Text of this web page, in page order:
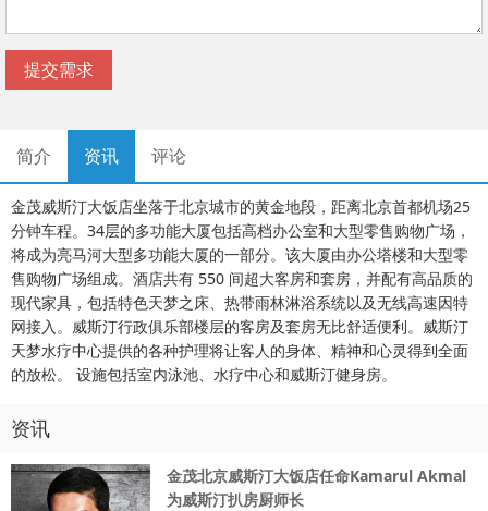
提交需求
简介 资讯 评论
金茂威斯汀大饭店坐落于北京城市的黄金地段，距离北京首都机场25
分钟车程。34层的多功能大厦包括高档办公室和大型零售购物广场，
将成为亮马河大型多功能大厦的一部分。该大厦由办公塔楼和大型零
售购物广场组成。酒店共有 550 间超大客房和套房，并配有高品质的
现代家具，包括特色天梦之床、热带雨林淋浴系统以及无线高速因特
网接入。威斯汀行政俱乐部楼层的客房及套房无比舒适便利。威斯汀
天梦水疗中心提供的各种护理将让客人的身体、精神和心灵得到全面
的放松。 设施包括室内泳池、水疗中心和威斯汀健身房。
资讯
金茂北京威斯汀大饭店任命Kamarul Akmal
为威斯汀扒房厨师长